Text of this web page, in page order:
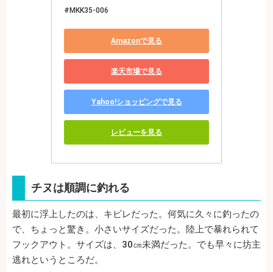
#MKK35-006
Amazonで見る
楽天市場で見る
Yahoo!ショッピングで見る
レビューを見る
チヌは順調に釣れる
最初に浮上したのは、キビレだった。何気に久々に釣ったの
で、ちょっと驚き。小さいサイズだった。陸上で暴れられて
フックアウト。サイズは、30㎝未満だった。でも早々に坊主
逃れというところだ。